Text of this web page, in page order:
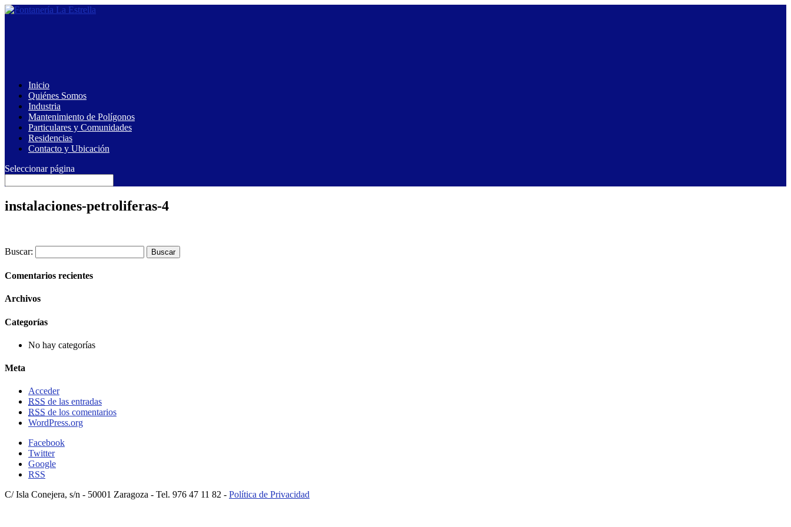
Inicio
Quiénes Somos
Industria
Mantenimiento de Polígonos
Particulares y Comunidades
Residencias
Contacto y Ubicación
Seleccionar página
instalaciones-petroliferas-4
Buscar:
Comentarios recientes
Archivos
Categorías
No hay categorías
Meta
Acceder
RSS de las entradas
RSS de los comentarios
WordPress.org
Facebook
Twitter
Google
RSS
C/ Isla Conejera, s/n - 50001 Zaragoza - Tel. 976 47 11 82 - Política de Privacidad